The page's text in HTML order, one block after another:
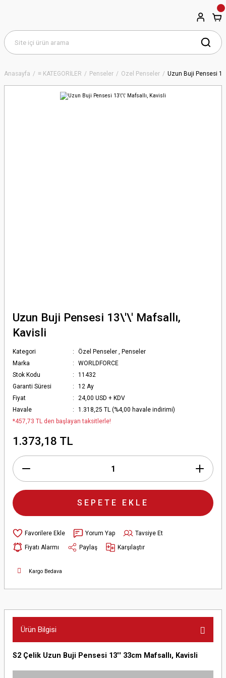
Anasayfa ≡ KATEGORİLER Penseler Özel Penseler Uzun Buji Pensesi
Uzun Buji Pensesi 13\'\' Mafsallı,
Kavisli
Kategori Özel Penseler , Penseler
Marka
WORLDFORCE
Stok Kodu
11432
Garanti Süresi
12 Ay
Fiyat
24,00 USD + KDV
Havale
1.318,25 TL (%4,00 havale indirimi)
*457,73 TL den başlayan taksitlerle!
1.373,18 TL
SEPETE EKLE
Yorum Yap
Tavsiye Et
Fiyatı Alarmı
Paylaş Karşılaştır
Kargo Bedava
Ürün Bilgisi
S2 Çelik Uzun Buji Pensesi 13'' 33cm Mafsallı, Kavisli